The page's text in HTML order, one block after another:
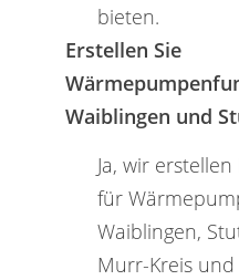
bieten.
Erstellen Sie
Waiblingen und
Ja, wir
für
Waiblingen,
Murr-Kreis